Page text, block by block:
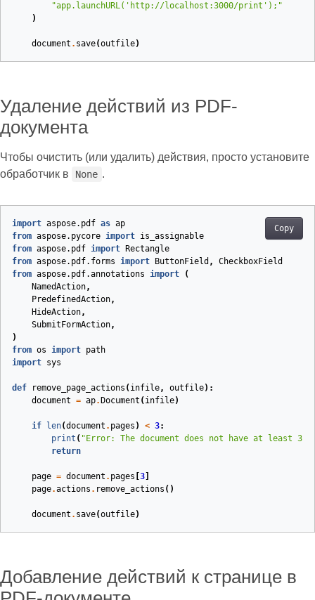
"app.launchURL('http://localhost:3000/print');"
)
document . save(outfile)
Удаление действий из PDF-
документа
Чтобы очистить (или удалить) действия, просто установите
обработчик в
None .
Copy
import aspose.pdf as ap
from aspose.pycore import is_assignable
from aspose.pdf import
Rectangle
from aspose.pdf.forms import ButtonField ,
CheckboxField
from aspose.pdf.annotations import
(
NamedAction,
PredefinedAction,
HideAction,
SubmitFormAction,
)
from os import path
import sys
def remove_page_actions ( infile, outfile):
document = ap. Document ( infile)
if len(document . pages ) < 3:
print ( "Error: The document does not have at least 3
return
page = document . pages 3
page.actions . remove_actions ()
document . save(outfile)
Добавление действий к странице в